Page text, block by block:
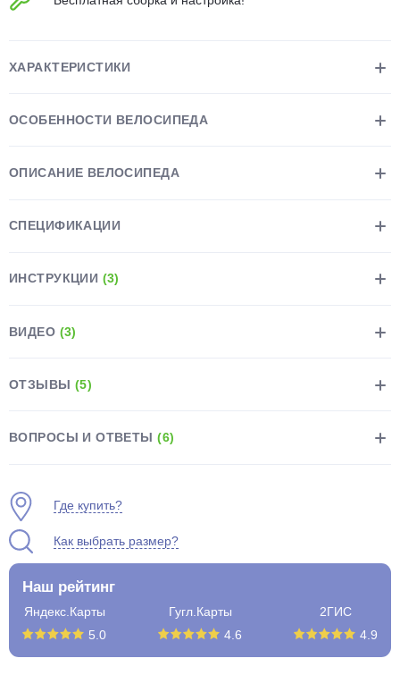
ХАРАКТЕРИСТИКИ
ОСОБЕННОСТИ ВЕЛОСИПЕДА
ОПИСАНИЕ ВЕЛОСИПЕДА
СПЕЦИФИКАЦИИ
ИНСТРУКЦИИ (3)
ВИДЕО (3)
ОТЗЫВЫ (5)
ВОПРОСЫ И ОТВЕТЫ(6)
Где купить?
Как выбрать размер?
Наш рейтинг
Яндекс.Карты
5.0
Гугл.Карты
4.6
2ГИС
4.9
недели
8 800 302-02-51